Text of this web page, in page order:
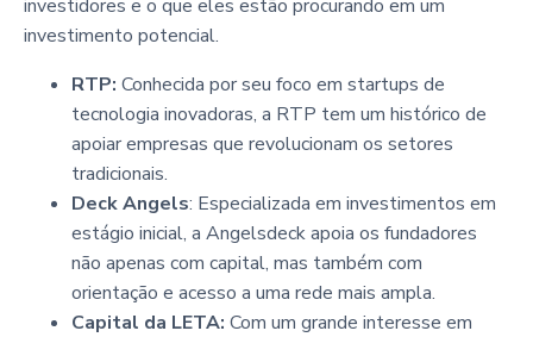
investidores e o que eles estão procurando em um
investimento potencial.
RTP: Conhecida por seu foco em startups de
tecnologia inovadoras, a RTP tem um histórico de
apoiar empresas que revolucionam os setores
tradicionais.
Deck Angels: Especializada em investimentos em
estágio inicial, a Angelsdeck apoia os fundadores
não apenas com capital, mas também com
orientação e acesso a uma rede mais ampla.
Capital da LETA: Com um grande interesse em